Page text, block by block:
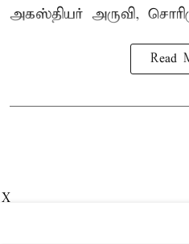
அகஸ்தியர் அருவி,
Read
X